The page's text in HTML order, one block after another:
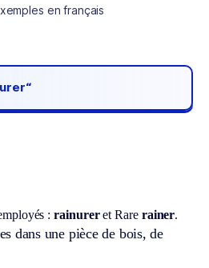
en français
:rainureretRare rainer.
dans une pièce de bois, de